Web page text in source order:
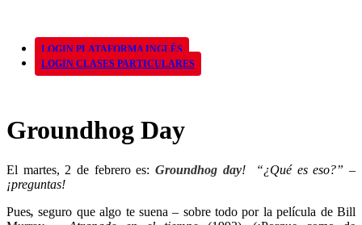
LOGIN PLATAFORMA INGLÉS
LOGIN CLASES PARTICULARES
Groundhog Day
El martes, 2 de febrero es: Groundhog day!
“¿Qué es eso?” –
¡preguntas!
Pues,seguro que algo te suena – sobre todo por la película de Bill